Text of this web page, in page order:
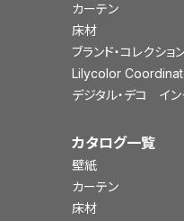
カーテン
床材
ブランド・コレクショ
Lilycolor
デジタル・デコ イン
カタログ一覧
壁紙
カーテン
床材